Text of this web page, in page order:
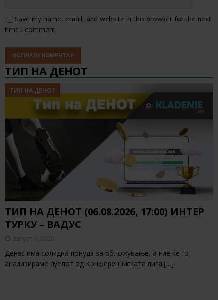
Save my name, email, and website in this browser for the next
time I comment.
ТИП НА ДЕНОТ
ТИП НА ДЕНОТ
ТИП НА ДЕНОТ (06.08.2026, 17:00) ИНТЕР
ТУРКУ – ВАДУС
август 6, 2026
Денес има солидна понуда за обложување, а ние ќе го
анализираме дуелот од Конференциската лига […]